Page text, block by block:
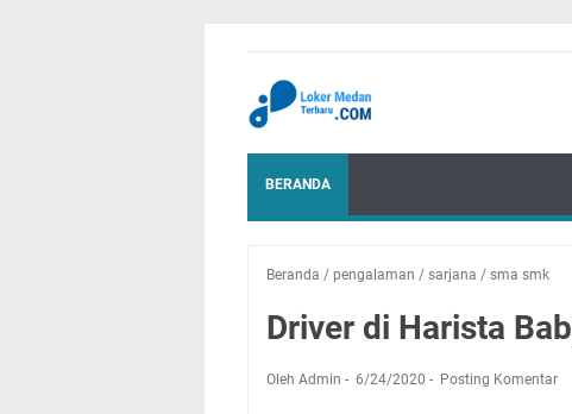
BERANDA
Beranda / pengalaman / sarjana / sma smk
Driver di Harista
Oleh Admin 6/24/2020 Posting Komentar